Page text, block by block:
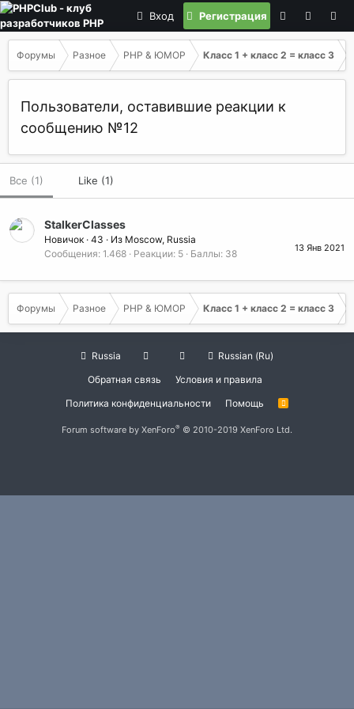
Вход Регистрация
Форумы Разное PHP & ЮМОР Класс 1 + класс 2 = класс 3
Пользователи, оставившие реакции к
сообщению №12
Все (1) Like (1)
13 Янв 2021
StalkerClasses
Новичок · 43 · Из Moscow, Russia
Сообщения 1.468 Реакции 5 Баллы 38
Форумы Разное PHP & ЮМОР Класс 1 + класс 2 = класс 3
Russia
Russian (Ru)
Обратная связь
Условия и правила
Политика конфиденциальности
Помощь
R
Forum software by XenForo® © 2010-2019 XenForo Ltd.